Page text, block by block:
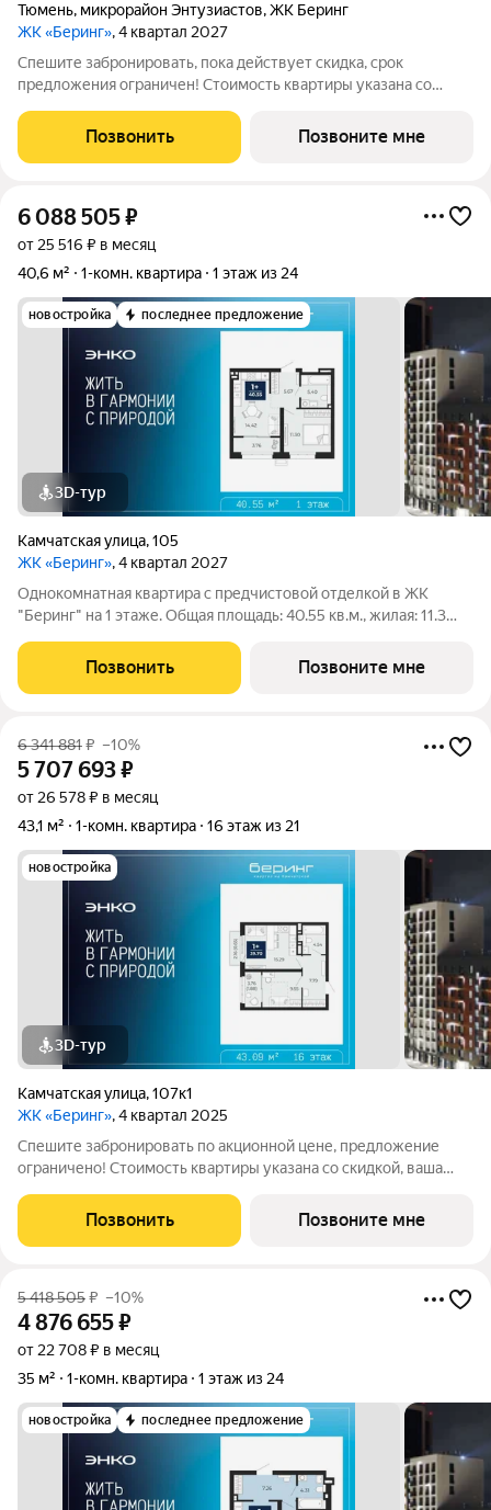
Тюмень, микрорайон Энтузиастов,ЖК Беринг
ЖК «Беринг», 4 квартал 2027
Спешите забронировать, пока действует скидка, срок
предложения ограничен! Стоимость квартиры указана со
менеджеры вам все расскажут. Просторная однокомнатная
квартира с предчистовой отделкой
Позвонить Позвоните мне
6 088 505₽
от 25 516 ₽ в месяц
40,6 м²
1-комн. квартира 1 этаж из 24
новостройка последнее предложение
3D-тур
Камчатская улица,105
ЖК «Беринг», 4 квартал 2027
Однокомнатная квартира с предчистовой отделкой в ЖК
"Беринг" на 1 этаже. Общая площадь: 40.55 кв.м., жилая: 11.3
выходят на одну сторону. В квартире одна лоджия, один
совмещенный санузел.
Позвонить Позвоните мне
6 341 881₽ –10%
5 707 693₽
от 26 578 ₽ в месяц
43,1 м²
1-комн. квартира 16 этаж из 21
новостройка
3D-тур
Камчатская улица,107к1
ЖК «Беринг», 4 квартал 2025
Спешите забронировать по акционной цене, предложение
ограничено! Стоимость квартиры указана со скидкой, ваша
все расскажут. 1-комн. квартира с предчистовой отделкой в
ЖК "Беринг" на 16 этаже.
Позвонить Позвоните мне
5 418 505₽ –10%
4 876 655₽
от 22 708 ₽ в месяц
35 м²
1-комн. квартира 1 этаж из 24
новостройка последнее предложение